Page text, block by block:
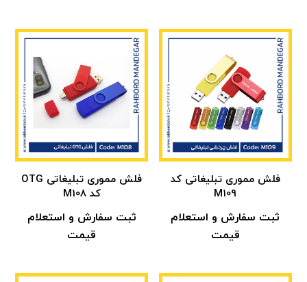
فلش مموری تبلیغاتی کد
M109
ثبت سفارش و استعلام
قیمت
فلش مموری تبلیغاتی OTG
کد M108
ثبت سفارش و استعلام
قیمت